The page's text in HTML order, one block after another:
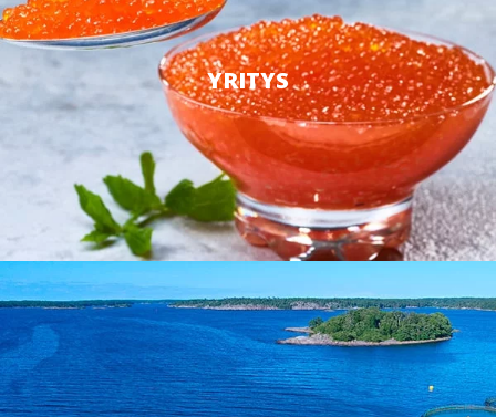
YRITYS